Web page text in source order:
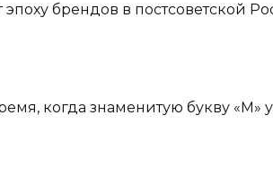
брендов в постсоветской
когда знаменитую букву «М»